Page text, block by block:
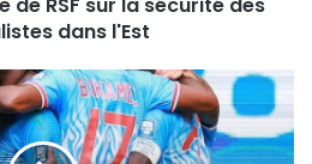
dans l'Est